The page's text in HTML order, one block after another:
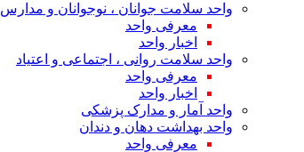
واحد سلامت جوانان ، نوجوانان و مدارس
معرفی واحد
اخبار واحد
واحد سلامت روانی ، اجتماعی و اعتیاد
معرفی واحد
اخبار واحد
واحد آمار و مدارک پزشکی
واحد بهداشت دهان و دندان
معرفی واحد